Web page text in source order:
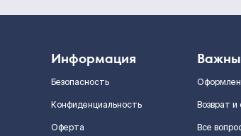
Информация
Безопасность
Конфиденциальность
Оферта
Возврат
Все